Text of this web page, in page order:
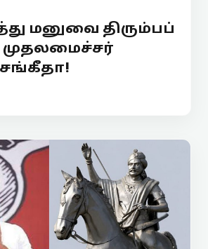
மனுவை திரும்பப்